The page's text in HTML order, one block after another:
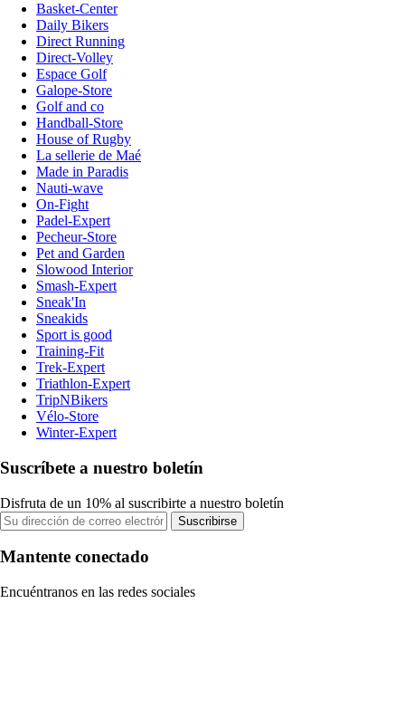
Basket-Center
Daily Bikers
Direct Running
Direct-Volley
Espace Golf
Galope-Store
Golf and co
Handball-Store
House of Rugby
La sellerie de Maé
Made in Paradis
Nauti-wave
On-Fight
Padel-Expert
Pecheur-Store
Pet and Garden
Slowood Interior
Smash-Expert
Sneak'In
Sneakids
Sport is good
Training-Fit
Trek-Expert
Triathlon-Expert
TripNBikers
Vélo-Store
Winter-Expert
Suscríbete a nuestro boletín
Disfruta de un 10% al suscribirte a nuestro boletín
Suscribirse
Mantente conectado
Encuéntranos en las redes sociales